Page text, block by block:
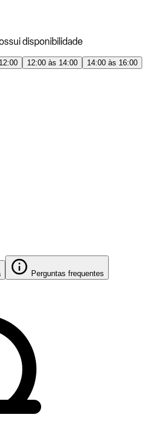
disponibilidade
12:00 às 14:00
14:00 às 16:00
Perguntas frequentes